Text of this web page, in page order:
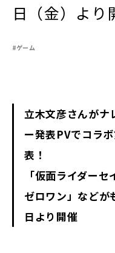
日（金）より
#ゲーム
立木文彦さんがナ
ー発表PVでコラ
表！
「仮面ライダー
ゼロワン」などが
日より開催